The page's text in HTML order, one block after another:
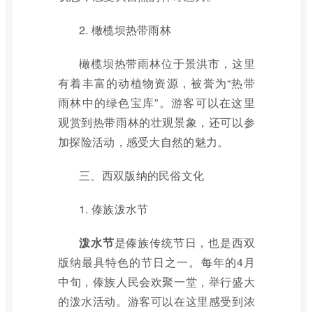
2. 橄榄坝热带雨林
橄榄坝热带雨林位于景洪市，这里
有着丰富的动植物资源，被誉为“热带
雨林中的绿色宝库”。游客可以在这里
观赏到热带雨林的壮观景象，还可以参
加探险活动，感受大自然的魅力。
三、西双版纳的民俗文化
1. 傣族泼水节
泼水节是傣族传统节日，也是西双
版纳最具特色的节日之一。每年的4月
中旬，傣族人民会欢聚一堂，举行盛大
的泼水活动。游客可以在这里感受到浓